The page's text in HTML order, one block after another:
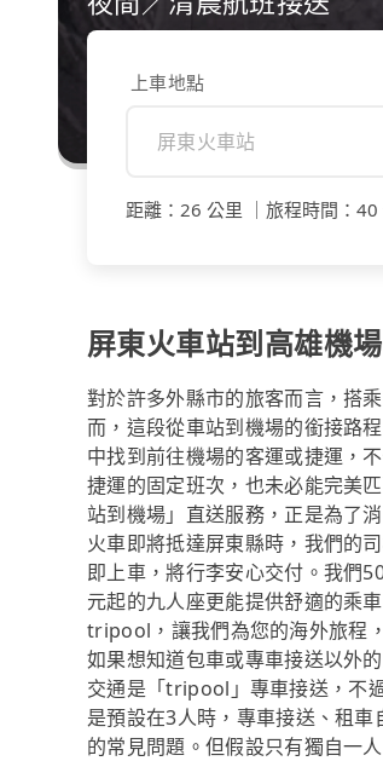
上車地點
距離 ： 26 公里 旅程時間 ： 40
屏東火車站到高雄機
對於許多外縣市的旅客而言，搭
而，這段從車站到機場的銜接路
中找到前往機場的客運或捷運，
捷運的固定班次，也未必能完美
站到機場」直送服務，正是為了
火車即將抵達屏東縣時，我們的
即上車，將行李安心交付。我們
元起的九人座更能提供舒適的乘
tripool，讓我們為您的海外旅程
如果想知道包車或專車接送以外
交通是「tripool」專車接送，不
是預設在3人時，專車接送、租
的常見問題。但假設只有獨自一